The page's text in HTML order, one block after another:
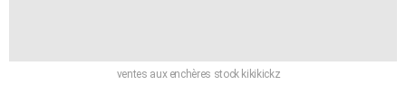
ventes aux enchères stock kikikickz